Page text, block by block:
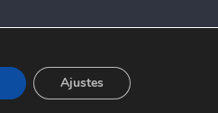
Ajustes